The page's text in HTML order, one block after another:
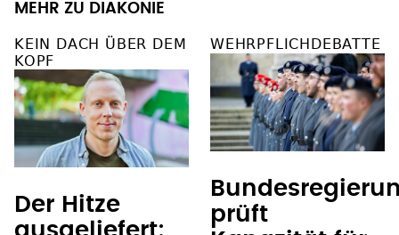
MEHR ZU DIAKONIE
KEIN DACH ÜBER DEM
KOPF
Der Hitze
WEHRPFLICHDEBATTE
prüft